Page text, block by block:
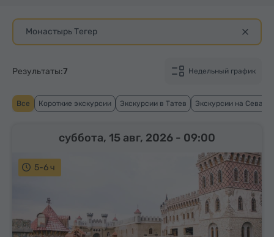
Монастырь Тегер
Недельный график
Результаты:7
Все Короткие экскурсии Экскурсии в Татев Экскурсии на Севан
5-6 ч
суббота, 15 авг, 2026 - 09:00